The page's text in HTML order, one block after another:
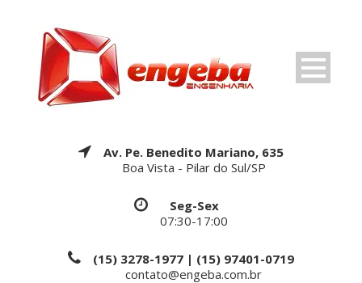
Av. Pe. Benedito Mariano, 635
Boa Vista - Pilar do Sul/SP
Seg-Sex
07:30-17:00
(15) 3278-1977 | (15) 97401-0719
contato@engeba.com.br